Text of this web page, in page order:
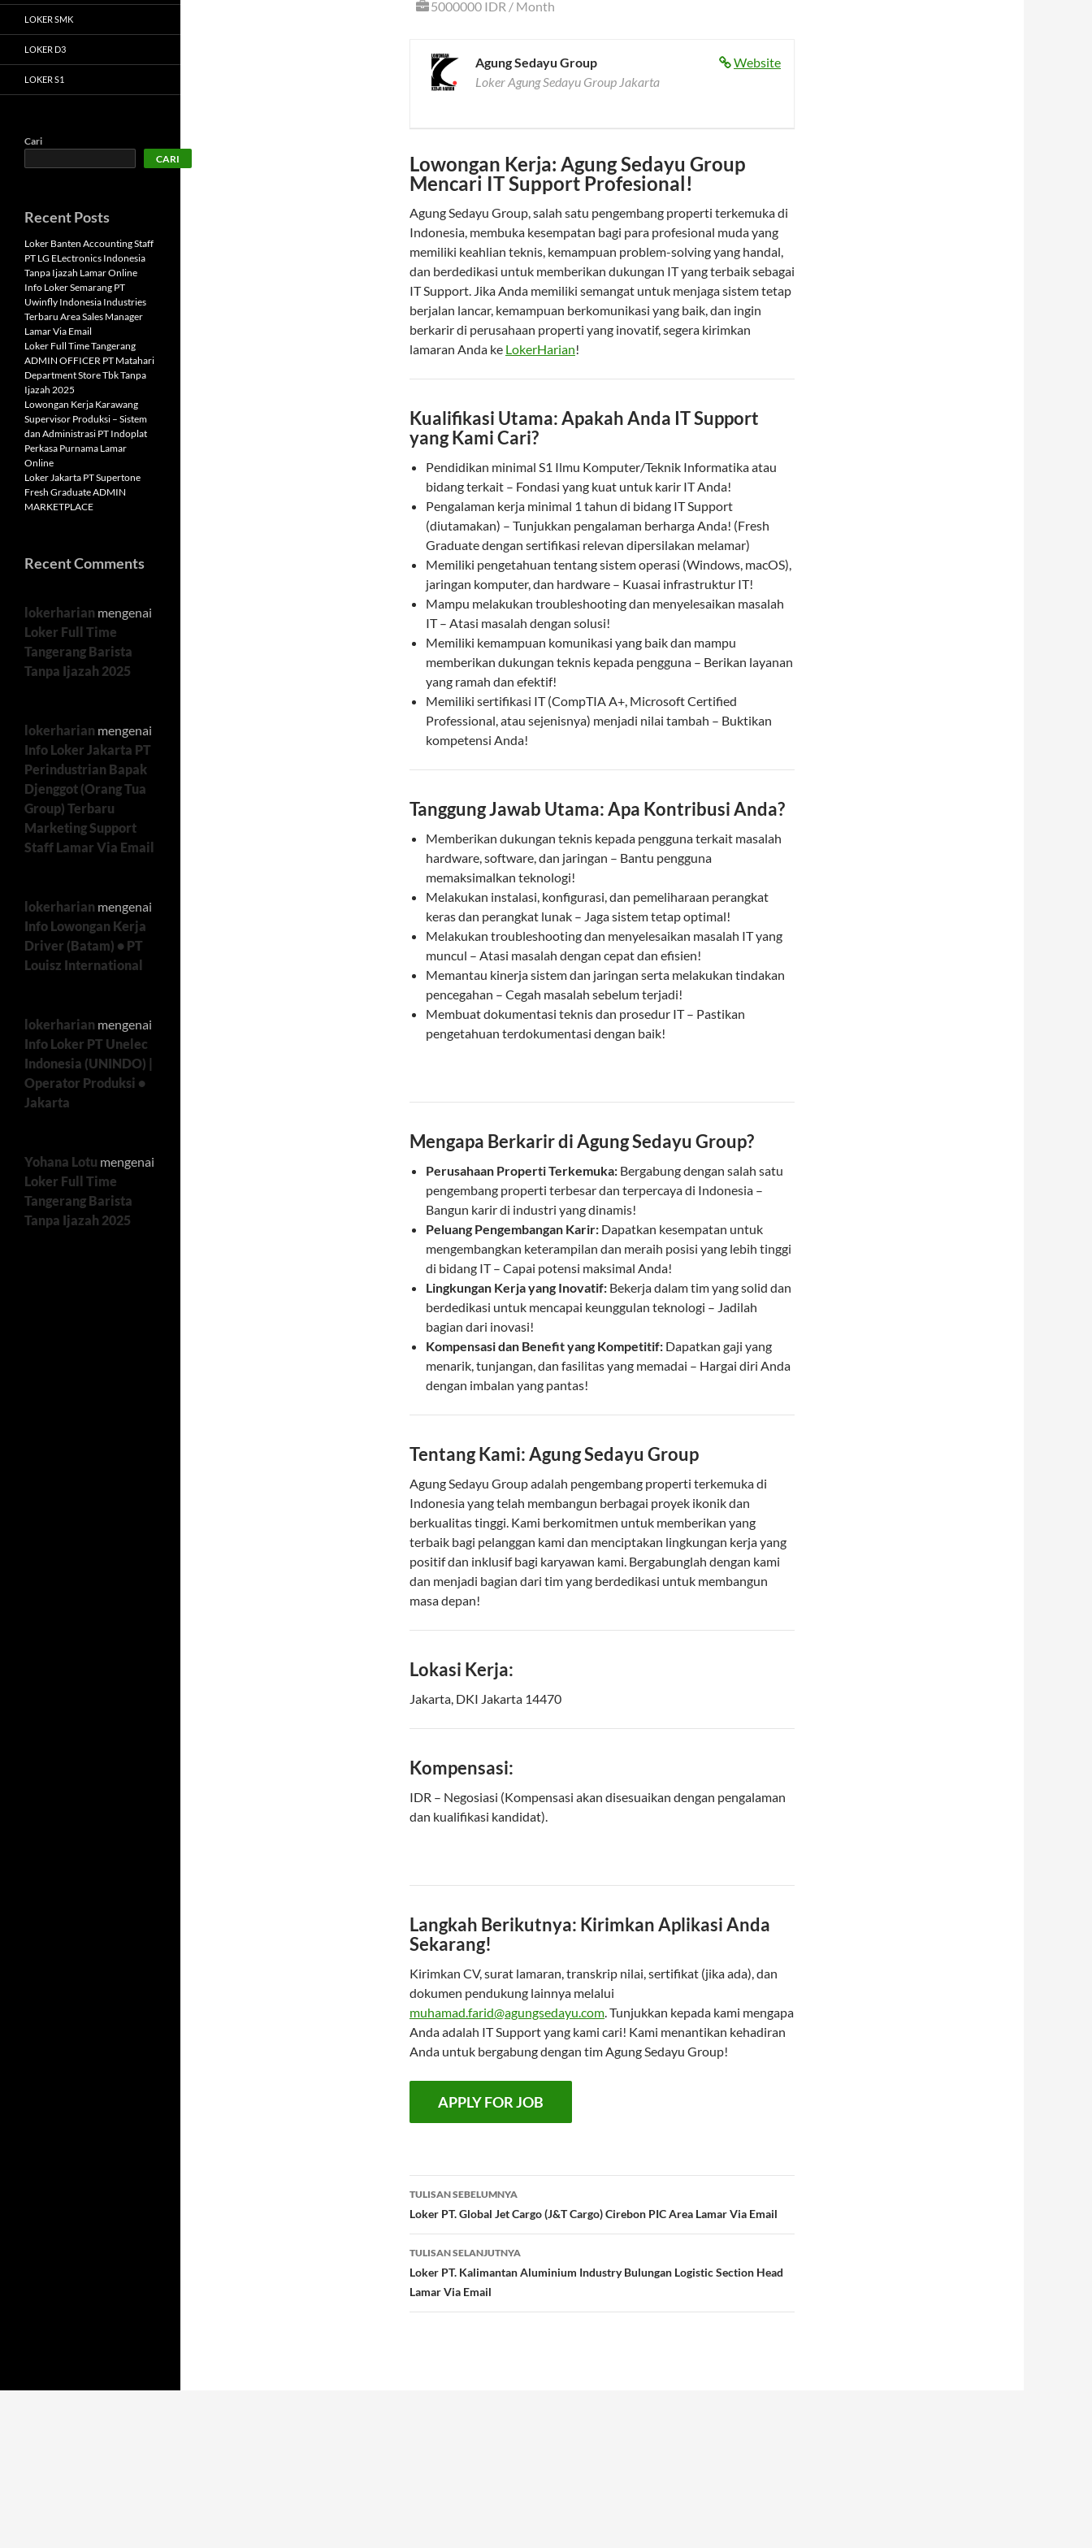
5000000 IDR / Month
Website
Agung Sedayu Group
Loker Agung Sedayu Group Jakarta
Lowongan Kerja: Agung Sedayu Group
Mencari IT Support Profesional!
Agung Sedayu Group, salah satu pengembang properti terkemuka di
Indonesia, membuka kesempatan bagi para profesional muda yang
memiliki keahlian teknis, kemampuan problem-solving yang handal,
dan berdedikasi untuk memberikan dukungan IT yang terbaik sebagai
IT Support. Jika Anda memiliki semangat untuk menjaga sistem tetap
berjalan lancar, kemampuan berkomunikasi yang baik, dan ingin
berkarir di perusahaan properti yang inovatif, segera kirimkan
lamaran Anda ke LokerHarian!
Kualifikasi Utama: Apakah Anda IT Support
yang Kami Cari?
Pendidikan minimal S1 Ilmu Komputer/Teknik Informatika atau
bidang terkait – Fondasi yang kuat untuk karir IT Anda!
Pengalaman kerja minimal 1 tahun di bidang IT Support
(diutamakan) – Tunjukkan pengalaman berharga Anda! (Fresh
Graduate dengan sertifikasi relevan dipersilakan melamar)
Memiliki pengetahuan tentang sistem operasi (Windows, macOS),
jaringan komputer, dan hardware – Kuasai infrastruktur IT!
Mampu melakukan troubleshooting dan menyelesaikan masalah
IT – Atasi masalah dengan solusi!
Memiliki kemampuan komunikasi yang baik dan mampu
memberikan dukungan teknis kepada pengguna – Berikan layanan
yang ramah dan efektif!
Memiliki sertifikasi IT (CompTIA A+, Microsoft Certified
Professional, atau sejenisnya) menjadi nilai tambah – Buktikan
kompetensi Anda!
Tanggung Jawab Utama: Apa Kontribusi Anda?
Memberikan dukungan teknis kepada pengguna terkait masalah
hardware, software, dan jaringan – Bantu pengguna
memaksimalkan teknologi!
Melakukan instalasi, konfigurasi, dan pemeliharaan perangkat
keras dan perangkat lunak – Jaga sistem tetap optimal!
Melakukan troubleshooting dan menyelesaikan masalah IT yang
muncul – Atasi masalah dengan cepat dan efisien!
Memantau kinerja sistem dan jaringan serta melakukan tindakan
pencegahan – Cegah masalah sebelum terjadi!
Membuat dokumentasi teknis dan prosedur IT – Pastikan
pengetahuan terdokumentasi dengan baik!
Mengapa Berkarir di Agung Sedayu Group?
Perusahaan Properti Terkemuka: Bergabung dengan salah satu
pengembang properti terbesar dan terpercaya di Indonesia –
Bangun karir di industri yang dinamis!
Peluang Pengembangan Karir: Dapatkan kesempatan untuk
mengembangkan keterampilan dan meraih posisi yang lebih tinggi
di bidang IT – Capai potensi maksimal Anda!
Lingkungan Kerja yang Inovatif: Bekerja dalam tim yang solid dan
berdedikasi untuk mencapai keunggulan teknologi – Jadilah
bagian dari inovasi!
Kompensasi dan Benefit yang Kompetitif: Dapatkan gaji yang
menarik, tunjangan, dan fasilitas yang memadai – Hargai diri Anda
dengan imbalan yang pantas!
Tentang Kami: Agung Sedayu Group
Agung Sedayu Group adalah pengembang properti terkemuka di
Indonesia yang telah membangun berbagai proyek ikonik dan
berkualitas tinggi. Kami berkomitmen untuk memberikan yang
terbaik bagi pelanggan kami dan menciptakan lingkungan kerja yang
positif dan inklusif bagi karyawan kami. Bergabunglah dengan kami
dan menjadi bagian dari tim yang berdedikasi untuk membangun
masa depan!
Lokasi Kerja:
Jakarta, DKI Jakarta 14470
Kompensasi:
IDR – Negosiasi (Kompensasi akan disesuaikan dengan pengalaman
dan kualifikasi kandidat).
Langkah Berikutnya: Kirimkan Aplikasi Anda
Sekarang!
Kirimkan CV, surat lamaran, transkrip nilai, sertifikat (jika ada), dan
dokumen pendukung lainnya melalui
muhamad.farid@agungsedayu.com. Tunjukkan kepada kami mengapa
Anda adalah IT Support yang kami cari! Kami menantikan kehadiran
Anda untuk bergabung dengan tim Agung Sedayu Group!
Navigasi
Tulisan
TULISAN SEBELUMNYA
Loker PT. Global Jet Cargo (J&T Cargo) Cirebon PIC Area Lamar Via Email
TULISAN SELANJUTNYA
Loker PT. Kalimantan Aluminium Industry Bulungan Logistic Section Head
Lamar Via Email
LOKER SMK
LOKER D3
LOKER S1
Cari
CARI
Recent Posts
Loker Banten Accounting Staff
PT LG ELectronics Indonesia
Tanpa Ijazah Lamar Online
Info Loker Semarang PT
Uwinfly Indonesia Industries
Terbaru Area Sales Manager
Lamar Via Email
Loker Full Time Tangerang
ADMIN OFFICER PT Matahari
Department Store Tbk Tanpa
Ijazah 2025
Lowongan Kerja Karawang
Supervisor Produksi – Sistem
dan Administrasi PT Indoplat
Perkasa Purnama Lamar
Online
Loker Jakarta PT Supertone
Fresh Graduate ADMIN
MARKETPLACE
Recent Comments
lokerharian mengenai
Loker Full Time
Tangerang Barista
Tanpa Ijazah 2025
lokerharian mengenai
Info Loker Jakarta PT
Perindustrian Bapak
Djenggot (Orang Tua
Group) Terbaru
Marketing Support
Staff Lamar Via Email
lokerharian mengenai
Info Lowongan Kerja
Driver (Batam) • PT
Louisz International
lokerharian mengenai
Info Loker PT Unelec
Indonesia (UNINDO) |
Operator Produksi •
Jakarta
Yohana Lotu mengenai
Loker Full Time
Tangerang Barista
Tanpa Ijazah 2025